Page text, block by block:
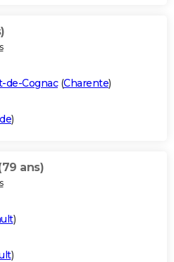
de-Cognac(Charente)
)
ans)
)
)